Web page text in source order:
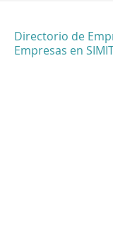
Directorio de
Empresas en